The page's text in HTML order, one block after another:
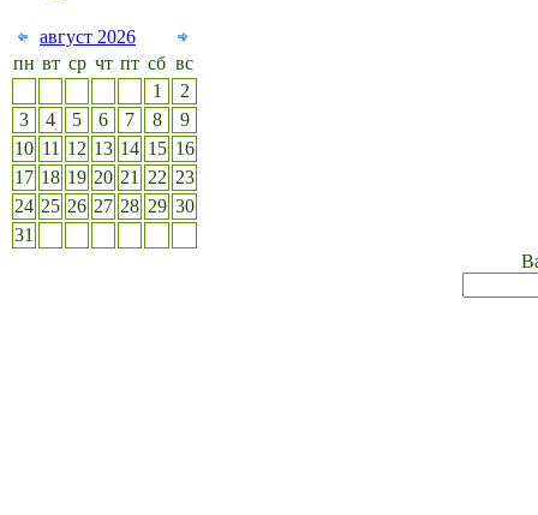
август 2026
пн вт ср чт пт сб вс
1
2
3
4 5 6 7 8
9
10 11 12 13 14 15 16
17 18 19 20 21 22 23
24 25 26 27 28 29 30
31